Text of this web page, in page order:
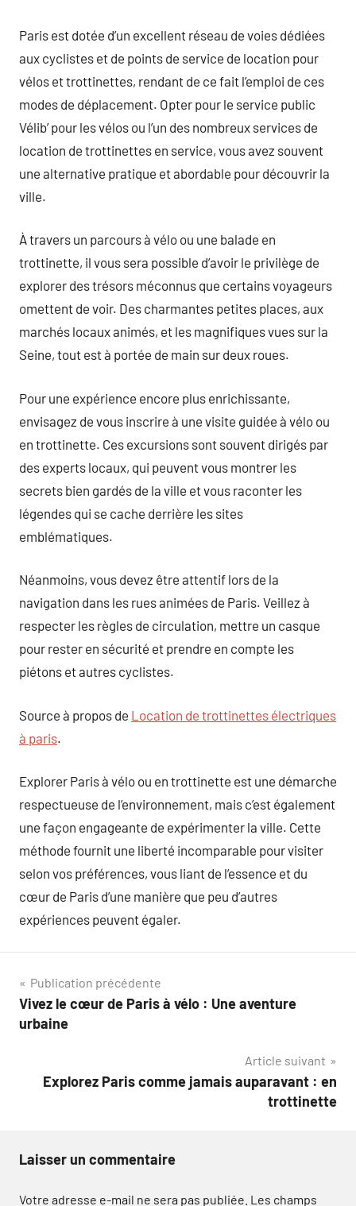
Paris est dotée d’un excellent réseau de voies dédiées
aux cyclistes et de points de service de location pour
vélos et trottinettes, rendant de ce fait l’emploi de ces
modes de déplacement. Opter pour le service public
Vélib’ pour les vélos ou l’un des nombreux services de
location de trottinettes en service, vous avez souvent
une alternative pratique et abordable pour découvrir la
ville.
À travers un parcours à vélo ou une balade en
trottinette, il vous sera possible d’avoir le privilège de
explorer des trésors méconnus que certains voyageurs
omettent de voir. Des charmantes petites places, aux
marchés locaux animés, et les magnifiques vues sur la
Seine, tout est à portée de main sur deux roues.
Pour une expérience encore plus enrichissante,
envisagez de vous inscrire à une visite guidée à vélo ou
en trottinette. Ces excursions sont souvent dirigés par
des experts locaux, qui peuvent vous montrer les
secrets bien gardés de la ville et vous raconter les
légendes qui se cache derrière les sites
emblématiques.
Néanmoins, vous devez être attentif lors de la
navigation dans les rues animées de Paris. Veillez à
respecter les règles de circulation, mettre un casque
pour rester en sécurité et prendre en compte les
piétons et autres cyclistes.
Source à propos de Location de trottinettes électriques
à paris.
Explorer Paris à vélo ou en trottinette est une démarche
respectueuse de l’environnement, mais c’est également
une façon engageante de expérimenter la ville. Cette
méthode fournit une liberté incomparable pour visiter
selon vos préférences, vous liant de l’essence et du
cœur de Paris d’une manière que peu d’autres
expériences peuvent égaler.
Navigation
de
Publication précédente
Vivez le cœur de Paris à vélo : Une aventure
urbaine
Article suivant
Explorez Paris comme jamais auparavant : en
trottinette
Laisser un commentaire
Votre adresse e-mail ne sera pas publiée. Les champs